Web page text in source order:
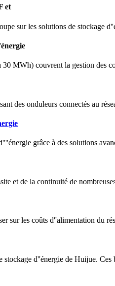
et
sur les solutions de stockage
MWh) couvrent la gestion des
des onduleurs connectés au
grâce à des solutions
et de la continuité de
sur les coûts d''alimentation du
d''énergie de Huijue.